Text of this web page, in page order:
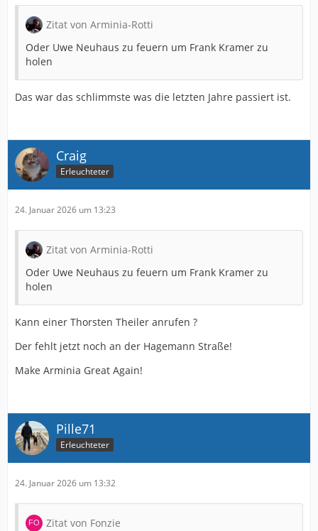
Zitat von Arminia-Rotti
Oder Uwe Neuhaus zu feuern um Frank Kramer zu
holen
Das war das schlimmste was die letzten Jahre passiert ist.
Craig
Erleuchteter
24. Januar 2026 um 13:23
Zitat von Arminia-Rotti
Oder Uwe Neuhaus zu feuern um Frank Kramer zu
holen
Kann einer Thorsten Theiler anrufen ?
Der fehlt jetzt noch an der Hagemann Straße!
Make Arminia Great Again!
Pille71
Erleuchteter
24. Januar 2026 um 13:32
Zitat von Fonzie